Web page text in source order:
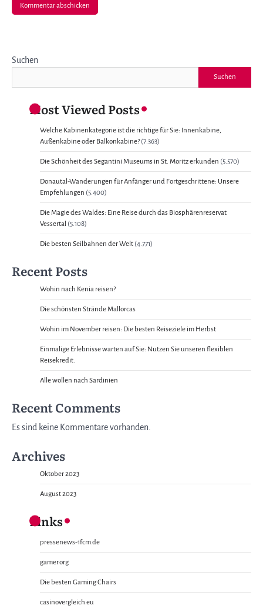
Suchen
Suchen
Most Viewed Posts
Welche Kabinenkategorie ist die richtige für Sie: Innenkabine,
Außenkabine oder Balkonkabine? (7.363)
Die Schönheit des Segantini Museums in St. Moritz erkunden (5.570)
Donautal-Wanderungen für Anfänger und Fortgeschrittene: Unsere
Empfehlungen (5.400)
Die Magie des Waldes: Eine Reise durch das Biosphärenreservat
Vessertal (5.108)
Die besten Seilbahnen der Welt (4.771)
Recent Posts
Wohin nach Kenia reisen?
Die schönsten Strände Mallorcas
Wohin im November reisen: Die besten Reiseziele im Herbst
Einmalige Erlebnisse warten auf Sie: Nutzen Sie unseren flexiblen
Reisekredit.
Alle wollen nach Sardinien
Recent Comments
Es sind keine Kommentare vorhanden.
Archives
Oktober 2023
August 2023
Links
pressenews-1fcm.de
gamer.org
Die besten Gaming Chairs
casinovergleich.eu